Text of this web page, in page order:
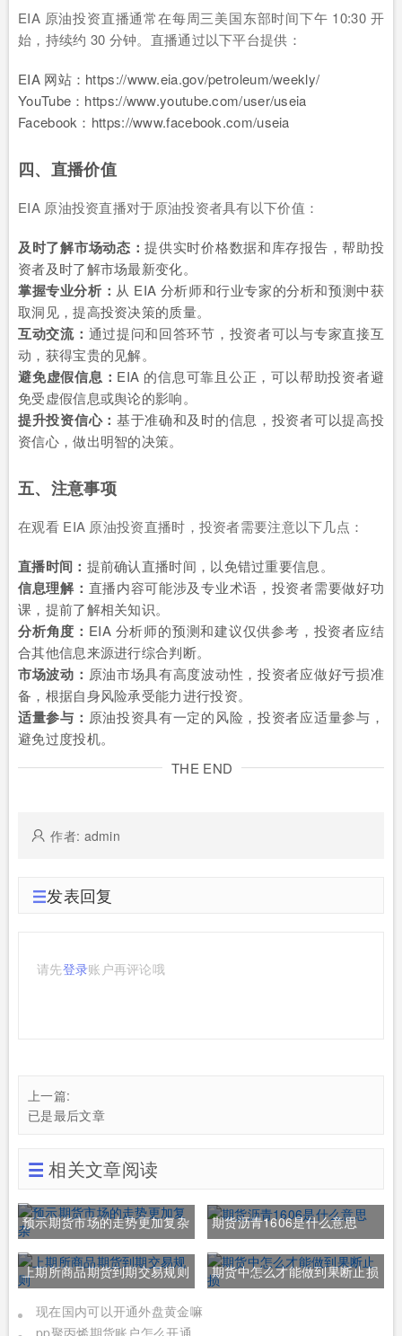
EIA 原油投资直播通常在每周三美国东部时间下午 10:30 开
始，持续约 30 分钟。直播通过以下平台提供：
EIA 网站：https://www.eia.gov/petroleum/weekly/
YouTube：https://www.youtube.com/user/useia
Facebook：https://www.facebook.com/useia
四、直播价值
EIA 原油投资直播对于原油投资者具有以下价值：
及时了解市场动态：提供实时价格数据和库存报告，帮助投
资者及时了解市场最新变化。
掌握专业分析： 从 EIA 分析师和行业专家的分析和预测中获
取洞见，提高投资决策的质量。
互动交流： 通过提问和回答环节，投资者可以与专家直接互
动，获得宝贵的见解。
避免虚假信息： EIA 的信息可靠且公正，可以帮助投资者避
免受虚假信息或舆论的影响。
提升投资信心： 基于准确和及时的信息，投资者可以提高投
资信心，做出明智的决策。
五、注意事项
在观看 EIA 原油投资直播时，投资者需要注意以下几点：
直播时间： 提前确认直播时间，以免错过重要信息。
信息理解： 直播内容可能涉及专业术语，投资者需要做好功
课，提前了解相关知识。
分析角度： EIA 分析师的预测和建议仅供参考，投资者应结
合其他信息来源进行综合判断。
市场波动： 原油市场具有高度波动性，投资者应做好亏损准
备，根据自身风险承受能力进行投资。
适量参与： 原油投资具有一定的风险，投资者应适量参与，
避免过度投机。
THE END
作者: admin
发表回复
请先登录账户再评论哦
上一篇:
已是最后文章
相关文章阅读
预示期货市场的走势更加复杂 期货沥青1606是什么意思
上期所商品期货到期交易规则 期货中怎么才能做到果断止损
现在国内可以开通外盘黄金嘛
pp聚丙烯期货账户怎么开通